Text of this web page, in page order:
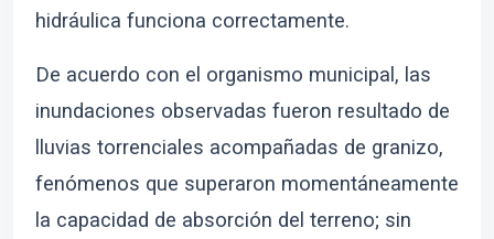
hidráulica funciona correctamente.
De acuerdo con el organismo municipal, las
inundaciones observadas fueron resultado de
lluvias torrenciales acompañadas de granizo,
fenómenos que superaron momentáneamente
la capacidad de absorción del terreno; sin